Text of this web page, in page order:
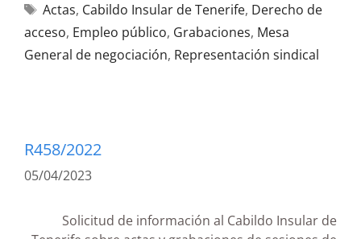
Actas, Cabildo Insular de Tenerife, Derecho de
acceso, Empleo público, Grabaciones, Mesa
General de negociación, Representación sindical
R458/2022
05/04/2023
Solicitud de información al Cabildo Insular de